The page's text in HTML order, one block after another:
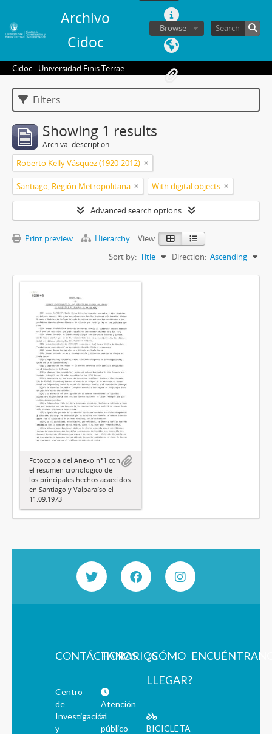
Archivo
Cidoc
Browse
Cidoc - Universidad Finis Terrae
Filters
Showing 1 results
Archival description
Roberto Kelly Vásquez (1920-2012)
Santiago, Región Metropolitana With digital objects
Advanced search options
Print preview Hierarchy
View:
Sort by: Title Direction: Ascending
Fotocopia del Anexo n°1 con
el resumen cronológico de
los principales hechos acaecidos
en Santiago y Valparaíso el
11.09.1973
CONTÁCTANOS
Centro
de
Investigación
y
HORARIOS
Atención
al
público
¿CÓMO
LLEGAR?
BICICLETA